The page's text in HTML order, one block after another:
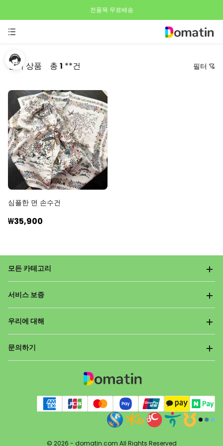
전품목 무료배송
인기 상품 총 1 **건 필터
가격
추천순
낮은 가격순
높은 가격순
최신순
역순
심플한 면 손수건
₩35,900
모든 카테고리
서비스 보증
우리에 대해
문의하기
© 2026 - domatin.com All Rights Reserved